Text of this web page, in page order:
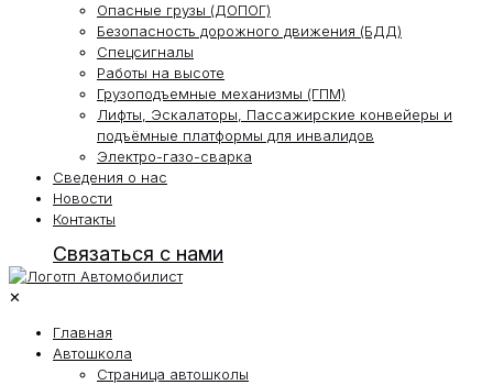
Опасные грузы (ДОПОГ)
Безопасность дорожного движения (БДД)
Спецсигналы
Работы на высоте
Грузоподъемные механизмы (ГПМ)
Лифты, Эскалаторы, Пассажирские конвейеры и
подъёмные платформы для инвалидов
Электро-газо-сварка
Сведения о нас
Новости
Контакты
Связаться с нами
✕
Главная
Автошкола
Страница автошколы